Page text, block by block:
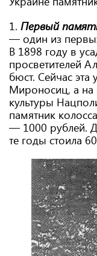
1. Первый
— один из
В 1898 году в
просветителей
бюст. Сейчас эта
Мироносиц, а на
культуры
памятник
— 1000 рублей.
те годы стоила